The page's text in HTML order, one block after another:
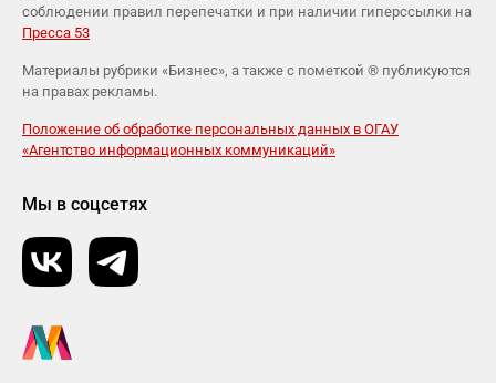
соблюдении правил перепечатки и при наличии гиперссылки на
Пресса 53
Материалы рубрики «Бизнес», а также с пометкой ® публикуются
на правах рекламы.
Положение об обработке персональных данных в ОГАУ
«Агентство информационных коммуникаций»
Мы в соцсетях